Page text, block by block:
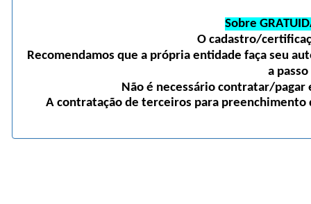
Sobre
O cadastro/
Recomendamos que a própria entidade faça seu
a
Não é necessário contratar/
A contratação de terceiros para